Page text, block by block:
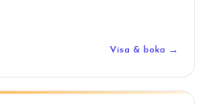
Visa & boka →